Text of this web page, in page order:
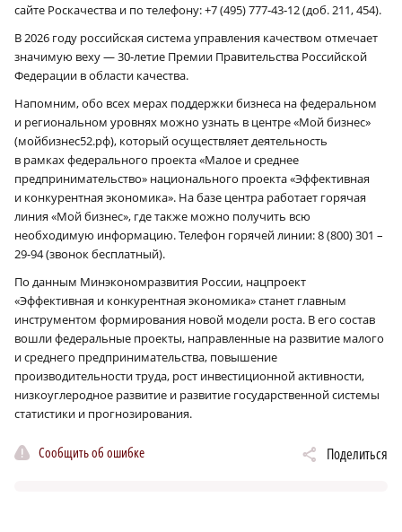
сайте Роскачества и по телефону: +7 (495) 777‑43‑12 (доб. 211, 454).
В 2026 году российская система управления качеством отмечает
значимую веху — 30‑летие Премии Правительства Российской
Федерации в области качества.
Напомним, обо всех мерах поддержки бизнеса на федеральном
и региональном уровнях можно узнать в центре «Мой бизнес»
(мойбизнес52.рф), который осуществляет деятельность
в рамках федерального проекта «Малое и среднее
предпринимательство» национального проекта «Эффективная
и конкурентная экономика». На базе центра работает горячая
линия «Мой бизнес», где также можно получить всю
необходимую информацию. Телефон горячей линии: 8 (800) 301 –
29-94 (звонок бесплатный).
По данным Минэкономразвития России, нацпроект
«Эффективная и конкурентная экономика» станет главным
инструментом формирования новой модели роста. В его состав
вошли федеральные проекты, направленные на развитие малого
и среднего предпринимательства, повышение
производительности труда, рост инвестиционной активности,
низкоуглеродное развитие и развитие государственной системы
статистики и прогнозирования.
Сообщить об ошибке Поделиться